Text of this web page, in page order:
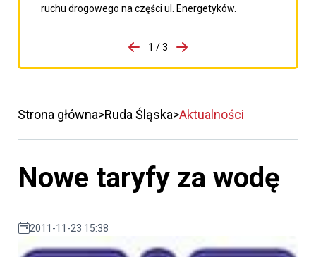
ruchu drogowego na części ul. Energetyków.
porzpedniego komunikatu
1 / 3
Przejdź do następnego
Strona główna Ruda Śląska Aktualności
Nowe taryfy za wodę
2011-11-23 15:38